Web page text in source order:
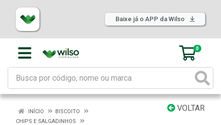
Baixe já o APP da Wilso
0
VOLTAR
INÍCIO
BISCOITO
CHIPS E SALGADINHOS